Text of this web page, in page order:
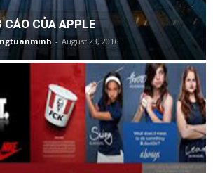
CÁO CỦA APPLE
- August 23, 2016